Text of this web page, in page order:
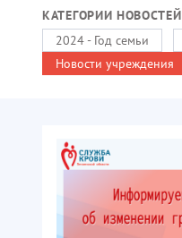
КАТЕГОРИИ НОВОСТЕЙ
2024 - Год семьи
Новости учреждения